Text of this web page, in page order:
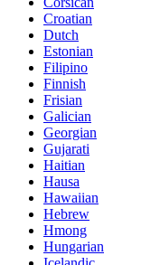
Croatian
Dutch
Estonian
Filipino
Finnish
Frisian
Galician
Georgian
Gujarati
Haitian
Hausa
Hawaiian
Hebrew
Hmong
Hungarian